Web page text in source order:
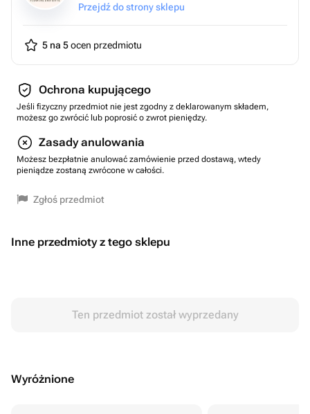
Przejdź do strony sklepu
5 na 5ocen przedmiotu
Ochrona kupującego
Jeśli fizyczny przedmiot nie jest zgodny z deklarowanym składem,
możesz go zwrócić lub poprosić o zwrot pieniędzy.
Zasady anulowania
Możesz bezpłatnie anulować zamówienie przed dostawą, wtedy
pieniądze zostaną zwrócone w całości.
Zgłoś przedmiot
Inne przedmioty z tego sklepu
Ten przedmiot został wyprzedany
Wyróżnione